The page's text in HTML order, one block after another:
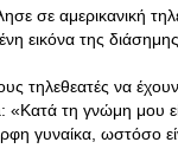
σε αμερικανική
εικόνα της
τηλεθεατές να
τη γνώμη μου
γυναίκα, ωστόσο